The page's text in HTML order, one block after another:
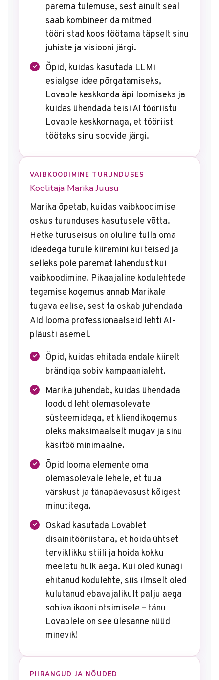
parema tulemuse, sest ainult seal
saab kombineerida mitmed
tööriistad koos töötama täpselt sinu
juhiste ja visiooni järgi.
Õpid, kuidas kasutada LLMi
esialgse idee põrgatamiseks,
Lovable keskkonda äpi loomiseks ja
kuidas ühendada teisi AI tööriistu
Lovable keskkonnaga, et tööriist
töötaks sinu soovide järgi.
VAIBKOODIMINE TURUNDUSES
Koolitaja Marika Juusu
Marika õpetab, kuidas vaibkoodimise
oskus turunduses kasutusele võtta.
Hetke turuseisus on oluline tulla oma
ideedega turule kiiremini kui teised ja
selleks pole paremat lahendust kui
vaibkoodimine. Pikaajaline kodulehtede
tegemise kogemus annab Marikale
tugeva eelise, sest ta oskab juhendada
AId looma professionaalseid lehti AI-
pläusti asemel.
Õpid, kuidas ehitada endale kiirelt
brändiga sobiv kampaanialeht.
Marika juhendab, kuidas ühendada
loodud leht olemasolevate
süsteemidega, et kliendikogemus
oleks maksimaalselt mugav ja sinu
käsitöö minimaalne.
Õpid looma elemente oma
olemasolevale lehele, et tuua
värskust ja tänapäevasust kõigest
minutitega.
Oskad kasutada Lovablet
disainitööriistana, et hoida ühtset
terviklikku stiili ja hoida kokku
meeletu hulk aega. Kui oled kunagi
ehitanud kodulehte, siis ilmselt oled
kulutanud ebavajalikult palju aega
sobiva ikooni otsimisele – tänu
Lovablele on see ülesanne nüüd
minevik!
PIIRANGUD JA NÕUDED